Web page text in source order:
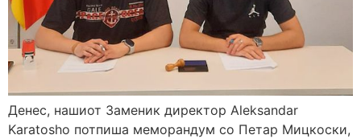
Денес, нашиот Заменик директор Aleksandar
Karatosho потпиша меморандум со Петар Мицкоски,